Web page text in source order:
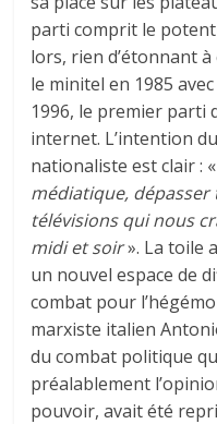
parti comprit le
lors, rien d’étonnant
le minitel en 1985
1996, le premier parti
internet. L’intention
nationaliste est clair : «
médiatique,
télévisions qui nous
midi et soir». La toile
un nouvel espace de
combat pour
marxiste italien
du combat politique
préalablement
pouvoir, avait été